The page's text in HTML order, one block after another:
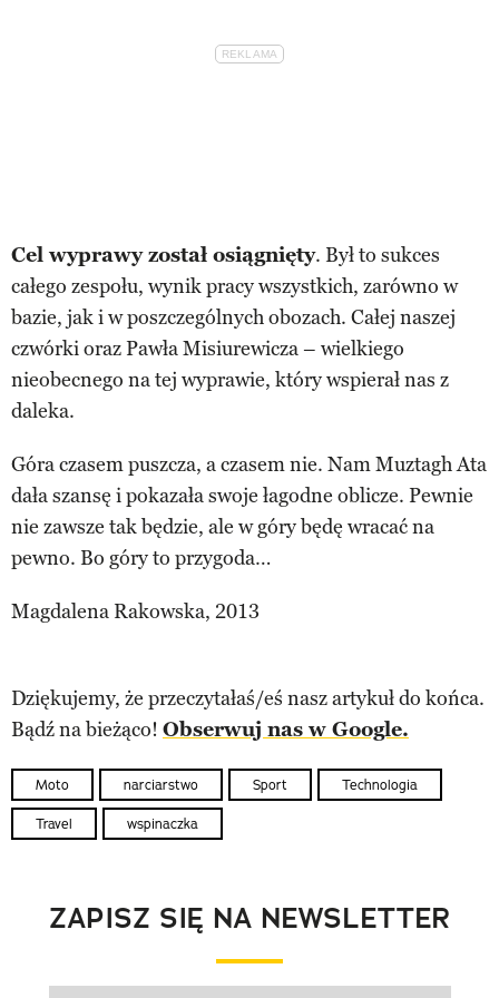
Cel wyprawy został osiągnięty. Był to sukces
całego zespołu, wynik pracy wszystkich, zarówno w
bazie, jak i w poszczególnych obozach. Całej naszej
czwórki oraz Pawła Misiurewicza – wielkiego
nieobecnego na tej wyprawie, który wspierał nas z
daleka.
Góra czasem puszcza, a czasem nie. Nam Muztagh Ata
dała szansę i pokazała swoje łagodne oblicze. Pewnie
nie zawsze tak będzie, ale w góry będę wracać na
pewno. Bo góry to przygoda…
Magdalena Rakowska, 2013
Dziękujemy, że przeczytałaś/eś nasz artykuł do końca.
Bądź na bieżąco! Obserwuj nas w Google.
Moto narciarstwo Sport Technologia
Travel wspinaczka
ZAPISZ SIĘ NA NEWSLETTER